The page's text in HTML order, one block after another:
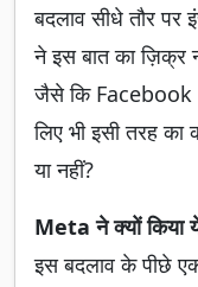
बदलाव सीधे तौर पर
ने इस बात का ज़िक्र
जैसे कि
लिए भी इसी तरह का
या नहीं?
Meta ने क्यों किया
इस बदलाव के पीछे